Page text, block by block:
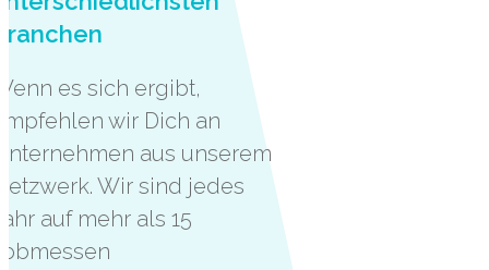
es sich ergibt,
wir Dich an
aus unserem
Wir sind jedes
auf mehr als 15